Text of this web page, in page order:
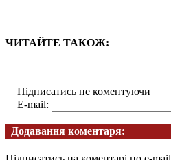
ЧИТАЙТЕ ТАКОЖ:
Підписатись не коментуючи
E-mail:
Додавання коментаря: